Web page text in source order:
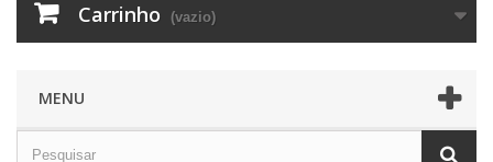
Carrinho (vazio)
MENU